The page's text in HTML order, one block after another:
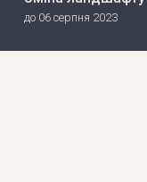
до 06 серпня 2023